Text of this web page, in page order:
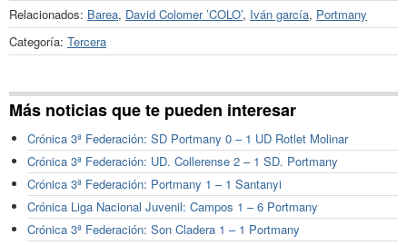
Relacionados: Barea, David Colomer ’COLO’, Iván garcía, Portmany
Categoría: Tercera
Más noticias que te pueden interesar
Crónica 3ª Federación: SD Portmany 0 – 1 UD Rotlet Molinar
Crónica 3ª Federación: UD. Collerense 2 – 1 SD. Portmany
Crónica 3ª Federación: Portmany 1 – 1 Santanyi
Crónica Liga Nacional Juvenil: Campos 1 – 6 Portmany
Crónica 3ª Federación: Son Cladera 1 – 1 Portmany